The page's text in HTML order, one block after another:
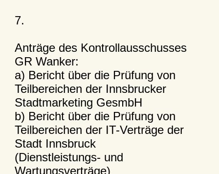
7.
Anträge des Kontrollausschusses
GR Wanker:
a) Bericht über die Prüfung von
Teilbereichen der Innsbrucker
Stadtmarketing GesmbH
b) Bericht über die Prüfung von
Teilbereichen der IT-Verträge der
Stadt Innsbruck
(Dienstleistungs- und
Wartungsverträge)